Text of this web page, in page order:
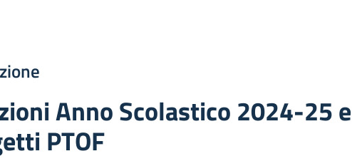
Anno Scolastico 2024-25 e
PTOF